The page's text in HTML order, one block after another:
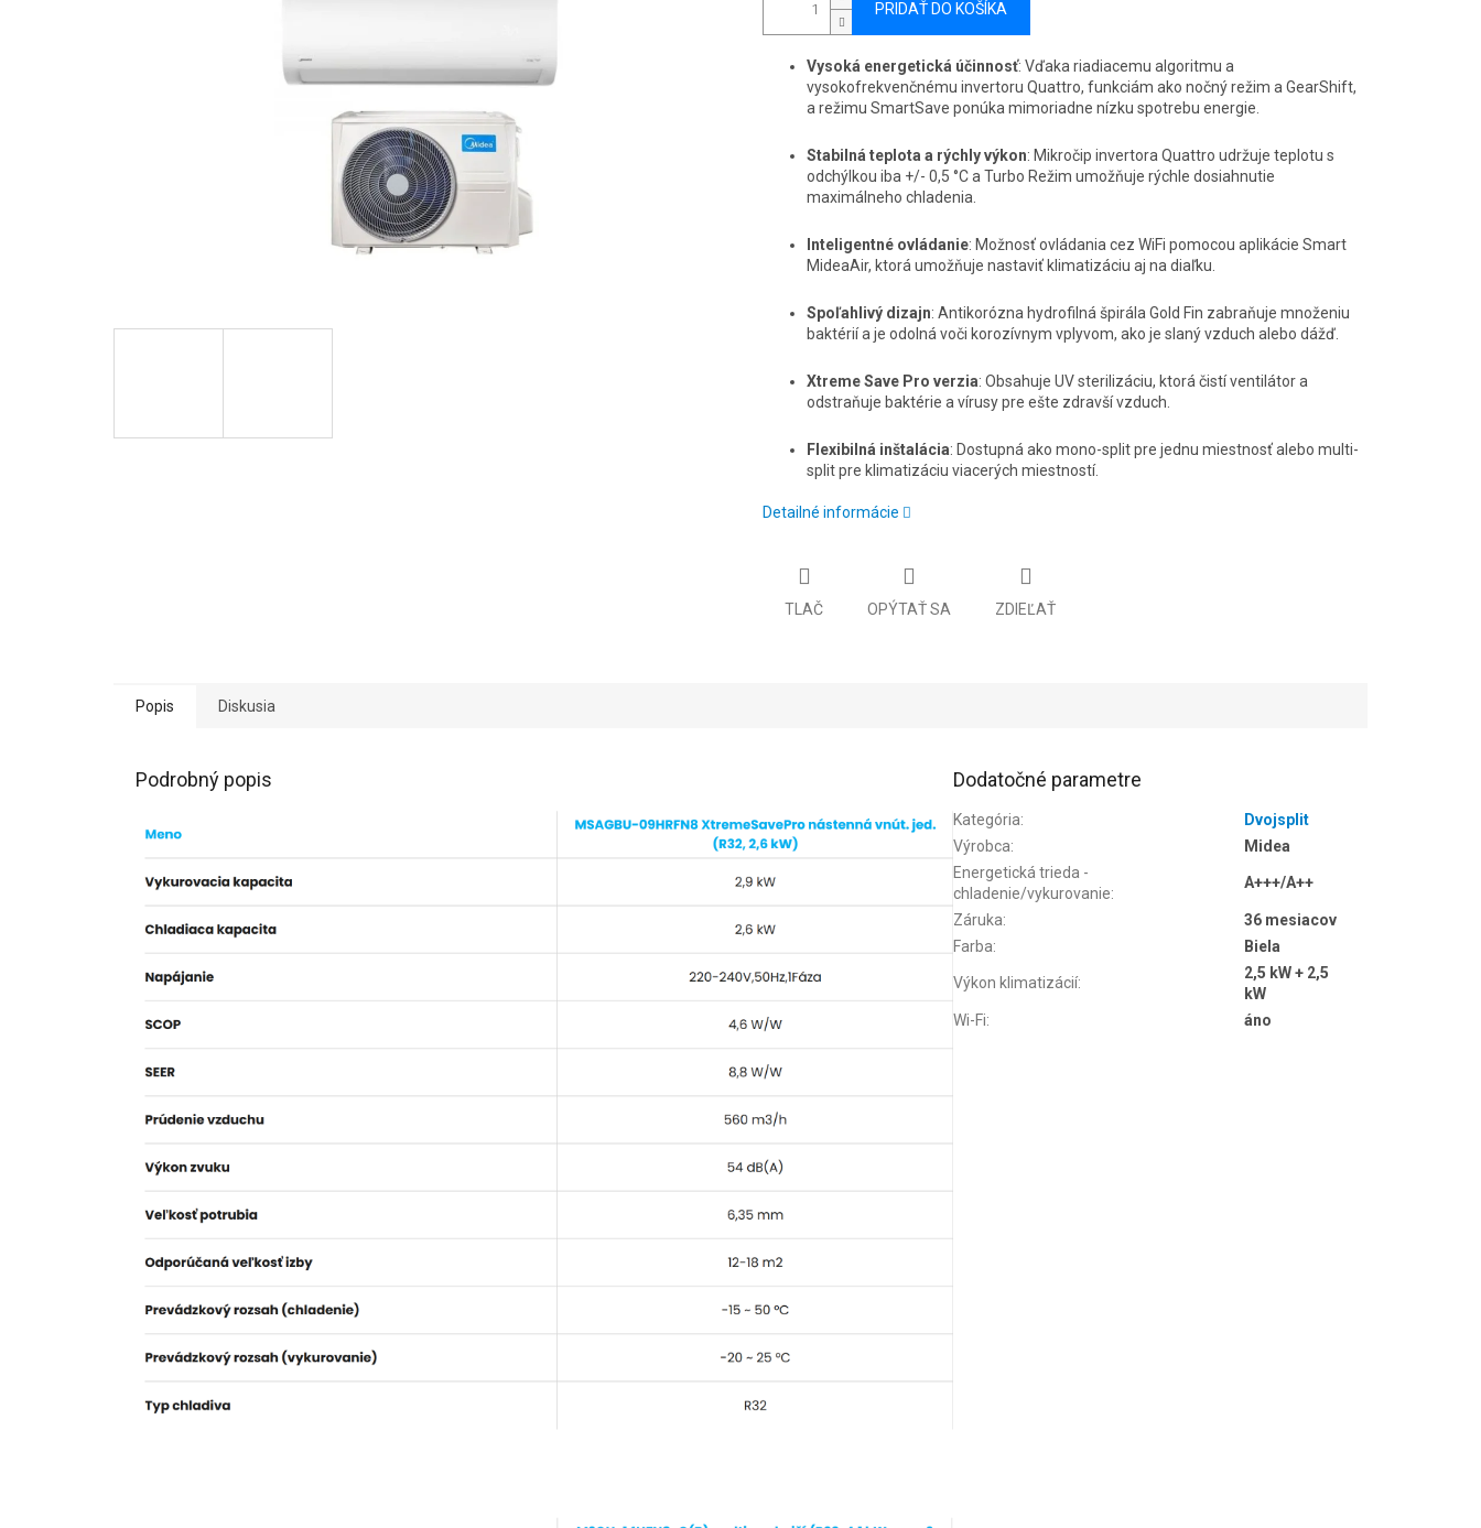
PRIDAŤ DO KOŠÍKA
Vysoká energetická účinnosť: Vďaka riadiacemu algoritmu a
vysokofrekvenčnému invertoru Quattro, funkciám ako nočný režim a GearShift,
a režimu SmartSave ponúka mimoriadne nízku spotrebu energie.
Stabilná teplota a rýchly výkon: Mikročip invertora Quattro udržuje teplotu s
odchýlkou iba +/- 0,5 °C a Turbo Režim umožňuje rýchle dosiahnutie
maximálneho chladenia.
Inteligentné ovládanie: Možnosť ovládania cez WiFi pomocou aplikácie Smart
MideaAir, ktorá umožňuje nastaviť klimatizáciu aj na diaľku.
Spoľahlivý dizajn: Antikorózna hydrofilná špirála Gold Fin zabraňuje množeniu
baktérií a je odolná voči korozívnym vplyvom, ako je slaný vzduch alebo dážď.
Xtreme Save Pro verzia: Obsahuje UV sterilizáciu, ktorá čistí ventilátor a
odstraňuje baktérie a vírusy pre ešte zdravší vzduch.
Flexibilná inštalácia: Dostupná ako mono-split pre jednu miestnosť alebo multi-
split pre klimatizáciu viacerých miestností.
Detailné informácie
TLAČ OPÝTAŤ SA ZDIEĽAŤ
Popis Diskusia
Podrobný popis Dodatočné parametre
Kategória:
Dvojsplit
Výrobca:
Midea
Energetická trieda -
chladenie/vykurovanie:
A+++/A++
Záruka:
36 mesiacov
Farba: Biela
Výkon klimatizácií:
2,5 kW + 2,5
kW
Wi-Fi: áno